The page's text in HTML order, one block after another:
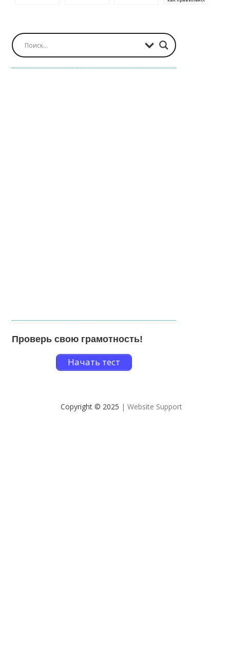
Проверь свою грамотность!
Начать тест
Copyright © 2025 | Website Support